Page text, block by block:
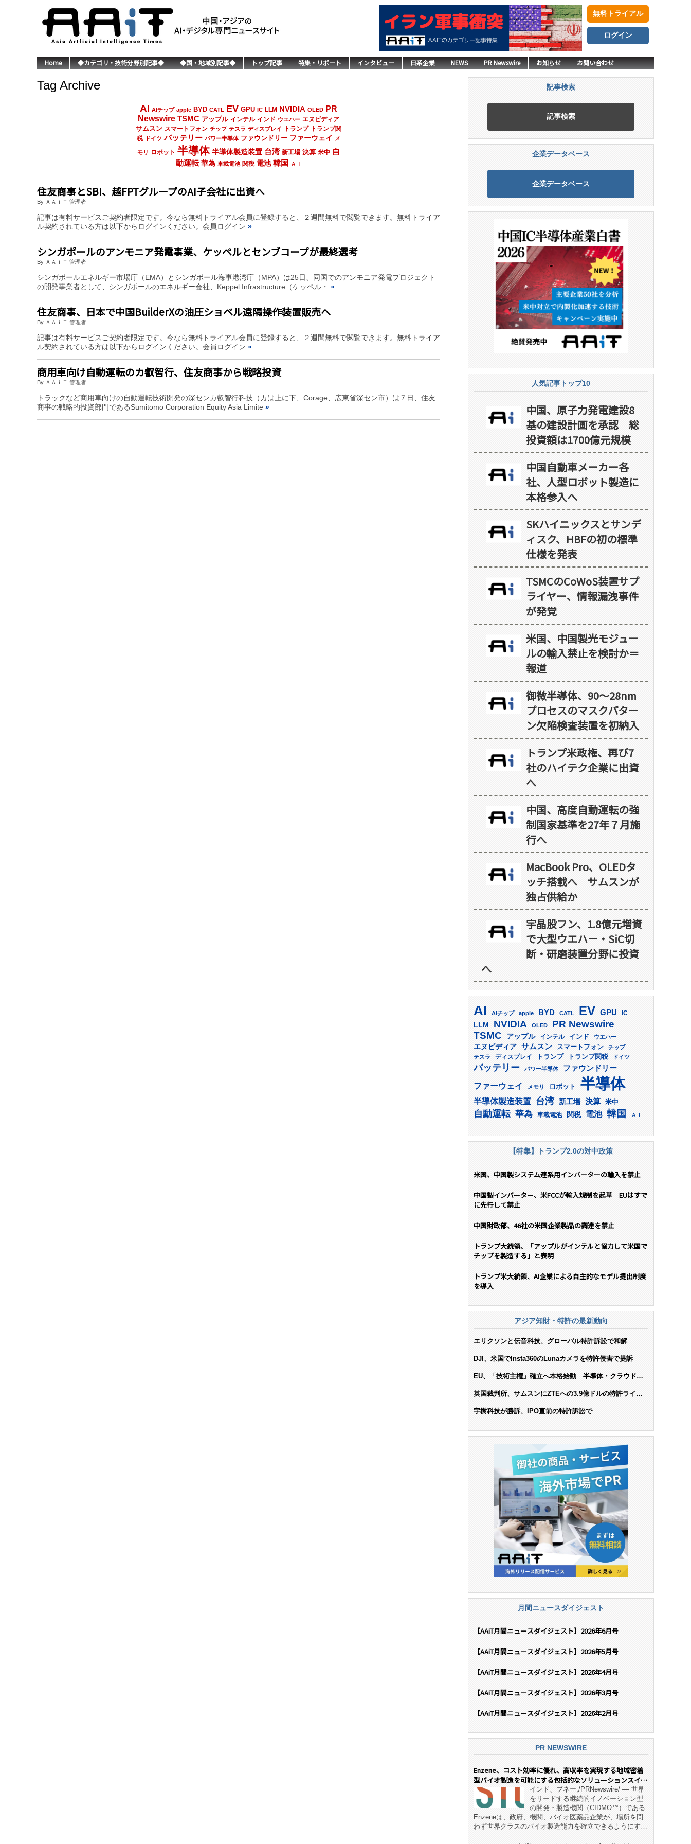
無料トライアル
ログイン
Home ◆カテゴリ・技術分野別記事◆ ◆国・地域別記事◆ トップ記事 特集・リポート インタビュー 日系企業 NEWS PR Newswire お知らせ お問い合わせ
Tag Archive
AI AIチップ apple BYD CATL EV GPU IC LLM NVIDIA OLED PR
Newswire TSMC アップル インテル インド ウエハー エヌビディア
サムスン スマートフォン チップ テスラ ディスプレイ トランプ
トランプ関
税
ドイツ バッテリー パワー半導体 ファウンドリー ファーウェイ メ
モリ ロボット 半導体 半導体製造装置 台湾 新工場 決算 米中 自
動運転 華為 車載電池 関税 電池 韓国 ＡＩ
住友商事とSBI、越FPTグループのAI子会社に出資へ
By ＡＡｉＴ 管理者
記事は有料サービスご契約者限定です。今なら無料トライアル会員に登録すると、２週間無料で閲覧できます。無料トライア
ル契約されている方は以下からログインください。会員ログイン »
シンガポールのアンモニア発電事業、ケッペルとセンブコープが最終選考
By ＡＡｉＴ 管理者
シンガポールエネルギー市場庁（EMA）とシンガポール海事港湾庁（MPA）は25日、同国でのアンモニア発電プロジェクト
の開発事業者として、シンガポールのエネルギー会社、Keppel Infrastructure（ケッペル・ »
住友商事、日本で中国BuilderXの油圧ショベル遠隔操作装置販売へ
By ＡＡｉＴ 管理者
記事は有料サービスご契約者限定です。今なら無料トライアル会員に登録すると、２週間無料で閲覧できます。無料トライア
ル契約されている方は以下からログインください。会員ログイン »
商用車向け自動運転のカ叡智行、住友商事から戦略投資
By ＡＡｉＴ 管理者
トラックなど商用車向けの自動運転技術開発の深センカ叡智行科技（カは上に下、Corage、広東省深セン市）は７日、住友
商事の戦略的投資部門であるSumitomo Corporation Equity Asia Limite »
記事検索
記事検索
企業データベース
企業データベース
人気記事トップ10
中国、原子力発電建設8
基の建設計画を承認 総
投資額は1700億元規模
中国自動車メーカー各
社、人型ロボット製造に
本格参入へ
SKハイニックスとサンデ
ィスク、HBFの初の標準
仕様を発表
TSMCのCoWoS装置サプ
ライヤー、情報漏洩事件
が発覚
米国、中国製光モジュー
ルの輸入禁止を検討か＝
報道
御微半導体、90～28nm
プロセスのマスクパター
ン欠陥検査装置を初納入
トランプ米政権、再び7
社のハイテク企業に出資
へ
中国、高度自動運転の強
制国家基準を27年７月施
行へ
MacBook Pro、OLEDタ
ッチ搭載へ サムスンが
独占供給か
宇晶股フン、1.8億元増資
で大型ウエハー・SiC切
断・研磨装置分野に投資
へ
AI AIチップ apple BYD CATL EV GPU IC
LLM NVIDIA OLED PR Newswire
TSMC アップル インテル インド ウエハー
エヌビディア サムスン スマートフォン
チップ
テスラ
ディスプレイ トランプ トランプ関税 ドイツ
バッテリー パワー半導体 ファウンドリー
ファーウェイ メモリ ロボット 半導体
半導体製造装置 台湾 新工場 決算 米中
自動運転 華為 車載電池 関税 電池 韓国 ＡＩ
【特集】トランプ2.0の対中政策
米国、中国製システム連系用インバーターの輸入を禁止
中国製インバーター、米FCCが輸入規制を起草 EUはすで
に先行して禁止
中国財政部、46社の米国企業製品の調達を禁止
トランプ大統領、「アップルがインテルと協力して米国で
チップを製造する」と表明
トランプ米大統領、AI企業による自主的なモデル提出制度
を導入
アジア知財・特許の最新動向
エリクソンと伝音科技、グローバル特許訴訟で和解
DJI、米国でInsta360のLunaカメラを特許侵害で提訴
EU、「技術主権」確立へ本格始動 半導体・クラウド・
英国裁判所、サムスンにZTEへの3.9億ドルの特許ライセ
宇樹科技が勝訴、IPO直前の特許訴訟で
月間ニュースダイジェスト
【AAiT月間ニュースダイジェスト】2026年6月号
【AAiT月間ニュースダイジェスト】2026年5月号
【AAiT月間ニュースダイジェスト】2026年4月号
【AAiT月間ニュースダイジェスト】2026年3月号
【AAiT月間ニュースダイジェスト】2026年2月号
PR NEWSWIRE
Enzene、コスト効率に優れ、高収率を実現する地域密着
型バイオ製造を可能にする包括的なソリューションスイー
ト「NeX™」 をリリースインド、プネー,/PRNewswire/ — 世界
をリードする継続的イノベーション型
の開発・製造機関（CIDMO™）である
Enzeneは、政府、機関、バイオ医薬品企業が、場所を問
わず世界クラスのバイオ製造能力を確立できるようにす